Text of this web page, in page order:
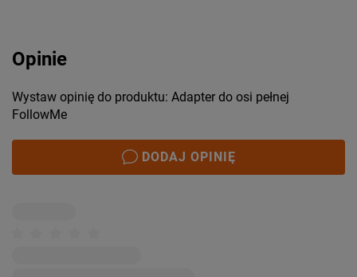
Opinie
Wystaw opinię do produktu: Adapter do osi pełnej
FollowMe
DODAJ OPINIĘ